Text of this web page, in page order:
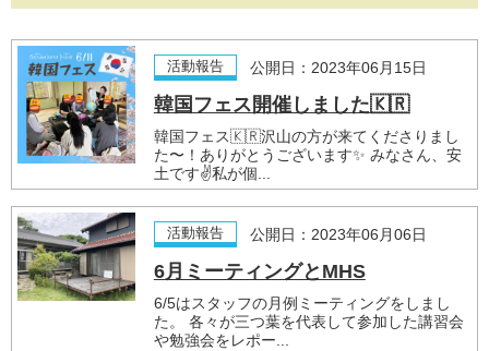
活動報告 公開日：2023年06月15日
韓国フェス開催しました🇰🇷
韓国フェス🇰🇷沢山の方が来てくださりまし
た〜！ありがとうございます✨ みなさん、安
土です✌️私が個...
活動報告 公開日：2023年06月06日
6月ミーティングとMHS
6/5はスタッフの月例ミーティングをしまし
た。 各々が三つ葉を代表して参加した講習会
や勉強会をレポー...